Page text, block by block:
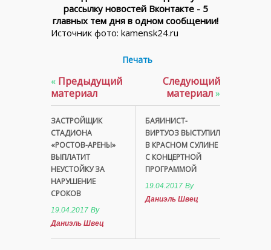
рассылку новостей Вконтакте - 5
главных тем дня в одном сообщении!
Источник фото: kamensk24.ru
Печать
« Предыдущий
материал
ЗАСТРОЙЩИК
СТАДИОНА
«РОСТОВ-АРЕНЫ»
ВЫПЛАТИТ
НЕУСТОЙКУ ЗА
НАРУШЕНИЕ
СРОКОВ
19.04.2017 By
Даниэль Швец
Следующий
материал»
БАЯИНИСТ-
ВИРТУОЗ ВЫСТУПИЛ
В КРАСНОМ СУЛИНЕ
С КОНЦЕРТНОЙ
ПРОГРАММОЙ
19.04.2017 By
Даниэль Швец